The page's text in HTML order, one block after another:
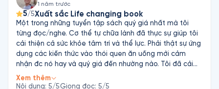
1 năm trước
5/5Xuất sắc Life changing book
Một trong những tuyển tập sách quý giá nhất mà tôi
từng đọc/nghe. Cơ thể tự chữa lành đã thực sự giúp tôi
cải thiện cả sức khỏe tâm trí và thể lực. Phải thật sự ứng
dụng các kiến thức vào thói quen ăn uống mới cảm
nhận đc nó hay và quý giá đến nhường nào. Tôi đã cải
thiện được tình trạng gan nhiễm mỡ, sỏi thận, trào
ngược dạ dày thực quản và ruột kích thích nhờ vào chế
Xem thêm
Nội dung: 5/5Giọng đọc: 5/5